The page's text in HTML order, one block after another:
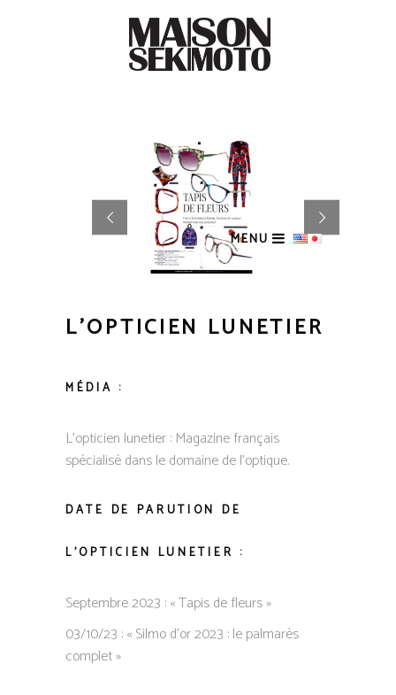
MENU
L’OPTICIEN LUNETIER
MÉDIA :
L’opticien lunetier : Magazine français
spécialisé dans le domaine de l’optique.
DATE DE PARUTION DE
L’OPTICIEN LUNETIER :
Septembre 2023 : « Tapis de fleurs »
03/10/23 : « Silmo d’or 2023 : le palmarès
complet »